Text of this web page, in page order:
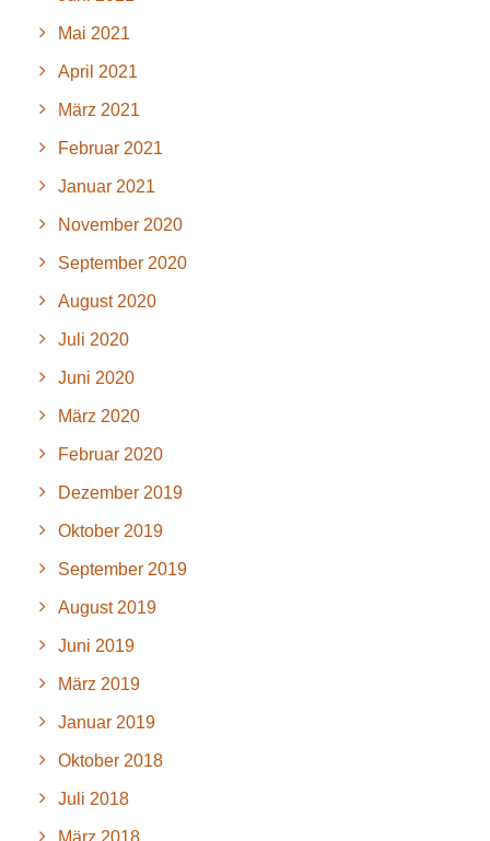
Mai 2021
April 2021
März 2021
Februar 2021
Januar 2021
November 2020
September 2020
August 2020
Juli 2020
Juni 2020
März 2020
Februar 2020
Dezember 2019
Oktober 2019
September 2019
August 2019
Juni 2019
März 2019
Januar 2019
Oktober 2018
Juli 2018
März 2018